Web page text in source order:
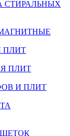
СТИРАЛЬНЫХ
ПЛИТ
ПЛИТ
И ПЛИТ